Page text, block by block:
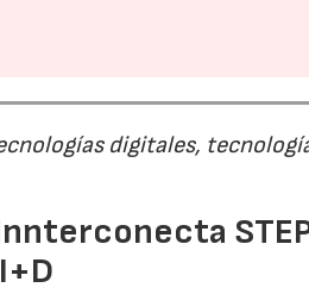
digitales,